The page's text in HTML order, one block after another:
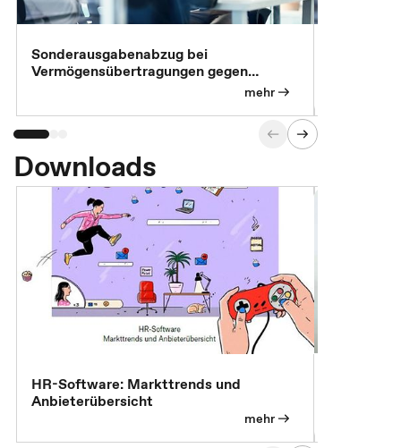
Sonderausgabenabzug bei
Vermögensübertragungen gegen
mehr
Downloads
HR-Software: Markttrends und
Anbieterübersicht
mehr